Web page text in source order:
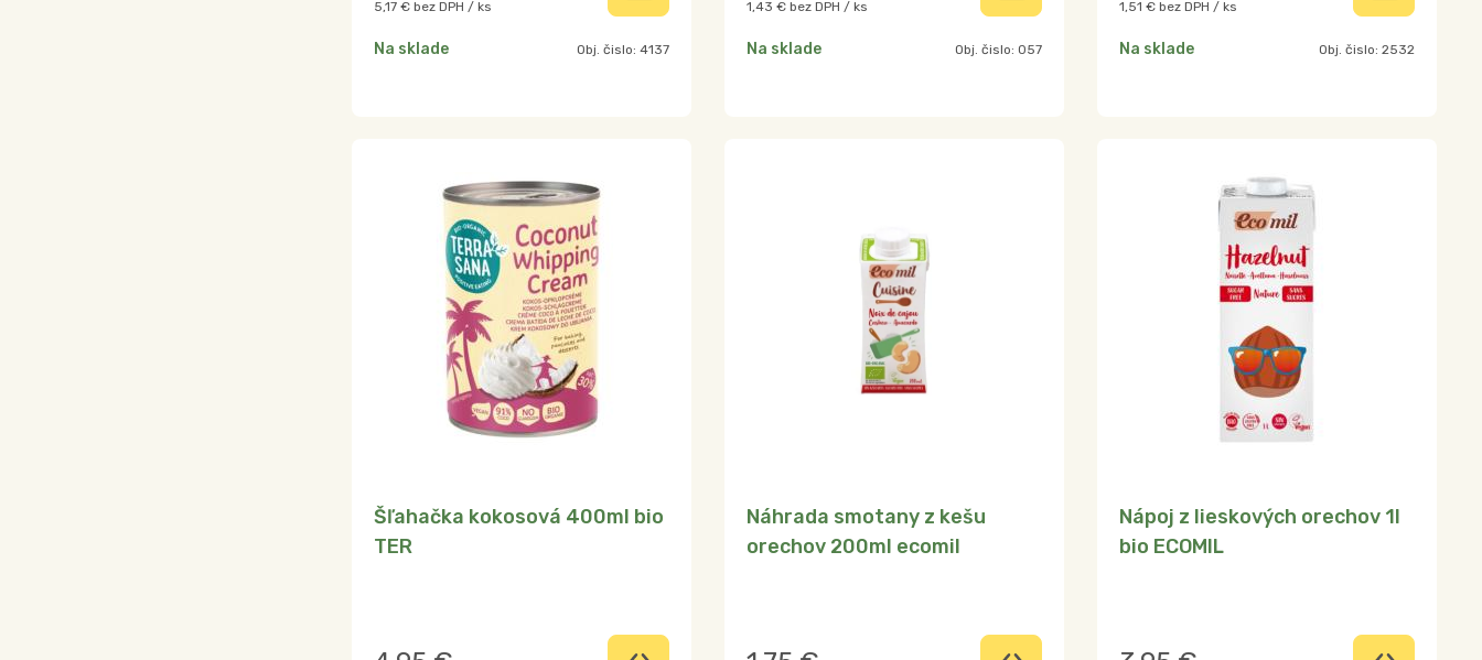
5,17 € bez DPH / ks
Na sklade Obj. čislo: 4137
1,43 € bez DPH / ks
Na sklade Obj. čislo: 057
1,51 € bez DPH / ks
Na sklade Obj. čislo: 2532
Šľahačka kokosová 400ml bio
TER
Náhrada smotany z kešu
orechov 200ml ecomil
Nápoj z lieskových orechov 1l
bio ECOMIL